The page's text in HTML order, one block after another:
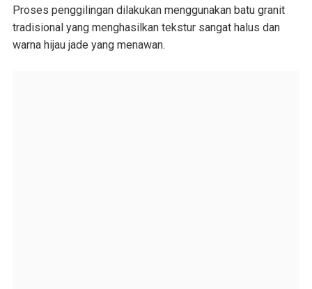
Proses penggilingan dilakukan menggunakan batu granit
tradisional yang menghasilkan tekstur sangat halus dan
warna hijau jade yang menawan.